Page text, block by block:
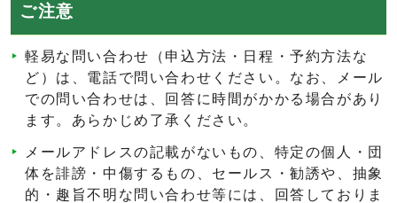
ご注意
軽易な問い合わせ（申込方法・日程・予約方法な
ど）は、電話で問い合わせください。なお、メール
での問い合わせは、回答に時間がかかる場合があり
ます。あらかじめ了承ください。
メールアドレスの記載がないもの、特定の個人・団
体を誹謗・中傷するもの、セールス・勧誘や、抽象
的・趣旨不明な問い合わせ等には、回答しておりま